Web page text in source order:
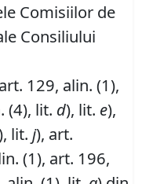
Comisiilor de
Consiliului
129, alin. (1),
(4), lit. d), lit. e),
lit. j), art.
(1), art. 196,